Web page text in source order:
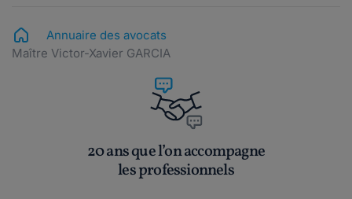
Annuaire des avocats
Maître Victor-Xavier GARCIA
20 ans que l’on accompagne
les professionnels